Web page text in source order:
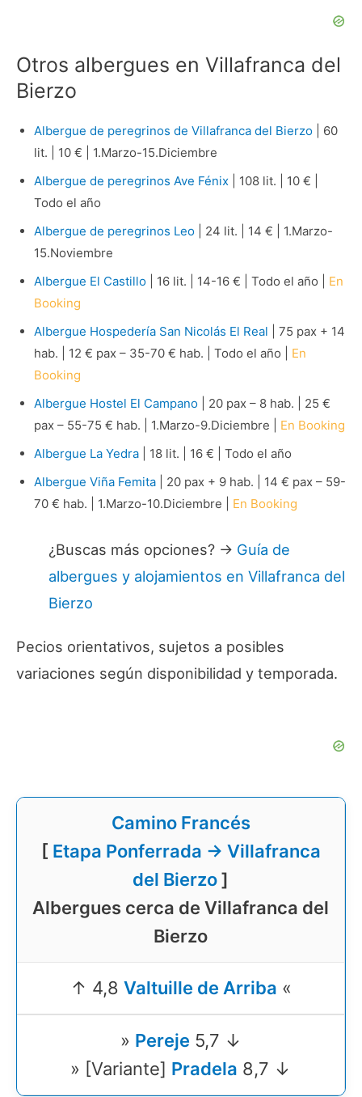
Otros albergues en Villafranca del
Bierzo
Albergue de peregrinos de Villafranca del Bierzo| 60
lit. | 10 € | 1.Marzo-15.Diciembre
Albergue de peregrinos Ave Fénix | 108 lit. | 10 € |
Todo el año
Albergue de peregrinos Leo| 24 lit. | 14 € | 1.Marzo-
15.Noviembre
Albergue El Castillo| 16 lit. | 14-16 € | Todo el año | En
Booking
Albergue Hospedería San Nicolás El Real | 75 pax + 14
hab. | 12 € pax – 35-70 € hab. | Todo el año | En
Booking
Albergue Hostel El Campano| 20 pax – 8 hab. | 25 €
pax – 55-75 € hab. | 1.Marzo-9.Diciembre | En Booking
Albergue La Yedra| 18 lit. | 16 € | Todo el año
Albergue Viña Femita| 20 pax + 9 hab. | 14 € pax – 59-
70 € hab. | 1.Marzo-10.Diciembre | En Booking
¿Buscas más opciones? → Guía de
albergues y alojamientos en Villafranca del
Bierzo
Pecios orientativos, sujetos a posibles
variaciones según disponibilidad y temporada.
Camino Francés
[ Etapa Ponferrada → Villafranca
del Bierzo]
Albergues cerca de Villafranca del
Bierzo
↑ 4,8 Valtuille de Arriba «
» Pereje 5,7 ↓
» [Variante] Pradela 8,7 ↓